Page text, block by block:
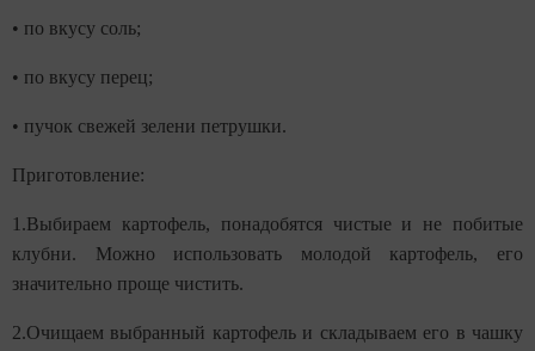
• по вкусу соль;
• по вкусу перец;
• пучок свежей зелени петрушки.
Приготовление:
1.Выбираем картофель, понадобятся чистые и не побитые
клубни. Можно использовать молодой картофель, его
значительно проще чистить.
2.Очищаем выбранный картофель и складываем его в чашку